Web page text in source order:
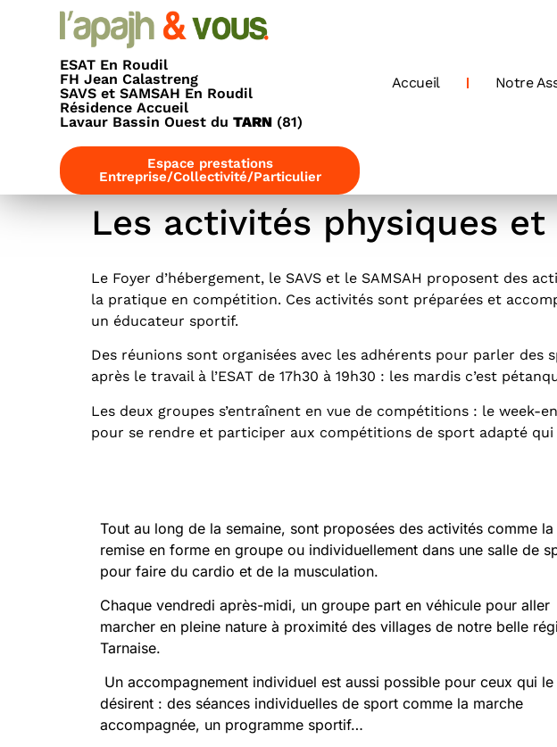
ESAT En Roudil
FH Jean Calastreng
SAVS et SAMSAH En Roudil
Résidence Accueil
Lavaur Bassin Ouest duTARN (81)
Espace prestations
Entreprise/Collectivité/Particulier
Accueil Notre
Les activités physiques
Le Foyer d’hébergement, le SAVS et le SAMSAH proposent des
la pratique en compétition. Ces activités sont préparées et
un éducateur sportif.
Des réunions sont organisées avec les adhérents pour parler
après le travail à l’ESAT de 17h30 à 19h30 : les mardis c’est
Les deux groupes s’entraînent en vue de compétitions : le week-
pour se rendre et participer aux compétitions de sport adapté
Tout au long de la semaine, sont proposées des activités comme la
remise en forme en groupe ou individuellement dans une salle de
pour faire du cardio et de la musculation.
Chaque vendredi après-midi, un groupe part en véhicule pour aller
marcher en pleine nature à proximité des villages de notre belle
Tarnaise.
Un accompagnement individuel est aussi possible pour ceux qui le
désirent : des séances individuelles de sport comme la marche
accompagnée, un programme sportif…